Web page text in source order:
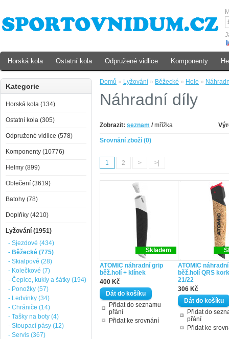
Domů » Lyžování » Běžecké » Hole »
Náhradní díly
Zobrazit: seznam /mřížka
Srovnání zboží (0)
1 2 > >|
Skladem
ATOMIC náhradní grip
běž.holí + klínek
400 Kč
Přidat do seznamu
přání
Přidat ke srovnání
ATOMIC
běž.holí QRS kork
21/22
306 Kč
Přidat do
přání
Přidat ke
Kategorie
Horská kola (134)
Ostatní kola (305)
Odpružené vidlice (578)
Komponenty (10776)
Helmy (899)
Oblečení (3619)
Batohy (78)
Doplňky (4210)
Lyžování (1951)
- Sjezdové (434)
- Běžecké (775)
- Skialpové (28)
- Kolečkové (7)
- Čepice, kukly a šátky (194)
- Ponožky (57)
- Ledvinky (34)
- Chrániče (14)
- Tašky na boty (4)
- Stoupací pásy (12)
- Servis (367)
Horská kola Ostatní kola Odpružené vidlice Komponenty